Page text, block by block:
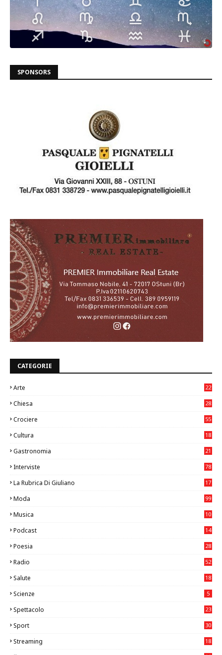
SPONSORS
CATEGORIE
Arte
22
Chiesa
28
Crociere 55
Cultura
18
Gastronomia
21
Interviste 78
La Rubrica Di Giuliano
17
Moda 99
Musica
10
Podcast 14
Poesia 28
Radio 52
Salute
18
Scienze 5
Spettacolo 23
Sport
30
Streaming 18